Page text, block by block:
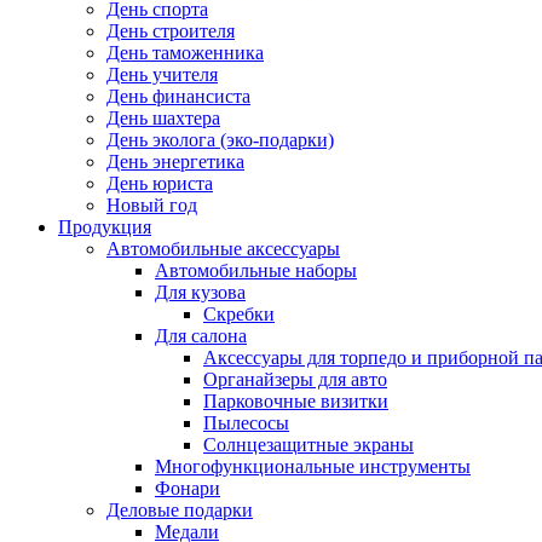
День спорта
День строителя
День таможенника
День учителя
День финансиста
День шахтера
День эколога (эко-подарки)
День энергетика
День юриста
Новый год
Продукция
Автомобильные аксессуары
Автомобильные наборы
Для кузова
Скребки
Для салона
Аксессуары для торпедо и приборной
Органайзеры для авто
Парковочные визитки
Пылесосы
Солнцезащитные экраны
Многофункциональные инструменты
Фонари
Деловые подарки
Медали